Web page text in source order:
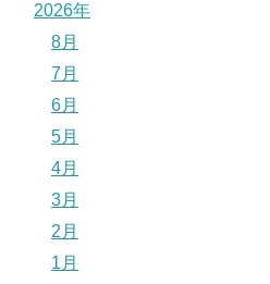
2026年
8月
7月
6月
5月
4月
3月
2月
1月